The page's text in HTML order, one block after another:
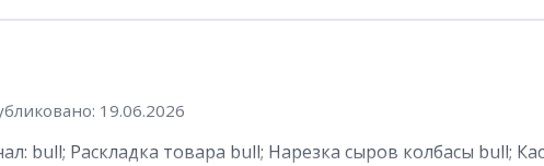
19.06.2026
bull; Раскладка товара bull; Нарезка сыров колбасы bull;